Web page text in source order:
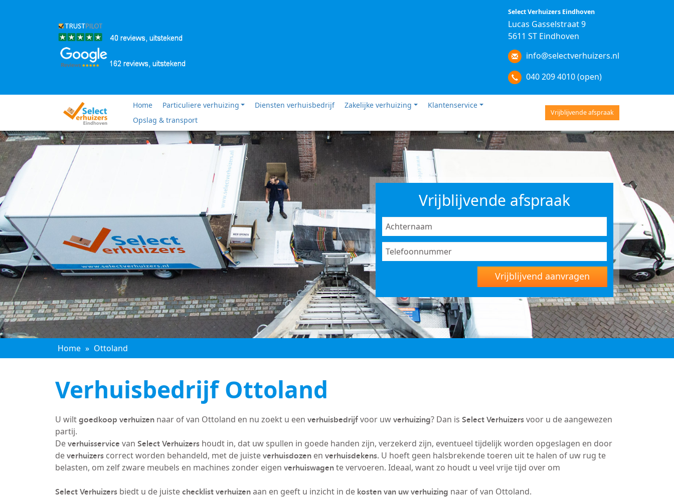
Select Verhuizers Eindhoven
Lucas Gasselstraat 9
5611 ST Eindhoven
info@selectverhuizers.nl
040 209 4010 (open)
Vrijblijvende afspraak
Home Particuliere verhuizing Diensten verhuisbedrijf Zakelijke verhuizing
Klantenservice
Opslag & transport
Vrijblijvende afspraak
Vrijblijvend aanvragen
Home » Ottoland
Verhuisbedrijf Ottoland
U wiltgoedkoop verhuizennaar of van Ottoland en nu zoekt u een verhuisbedrijfvoor uwverhuizing? Dan is Select Verhuizersvoor u de aangewezen
partij.
Deverhuisservice van Select Verhuizershoudt in, dat uw spullen in goede handen zijn, verzekerd zijn, eventueel tijdelijk worden opgeslagen en door
deverhuizerscorrect worden behandeld, met de juisteverhuisdozenen verhuisdekens. U hoeft geen halsbrekende toeren uit te halen of uw rug te
belasten, om zelf zware meubels en machines zonder eigen verhuiswagente vervoeren. Ideaal, want zo houdt u veel vrije tijd over om
Select Verhuizersbiedt u de juistechecklist verhuizenaan en geeft u inzicht in de kosten van uw verhuizing naar of van Ottoland.